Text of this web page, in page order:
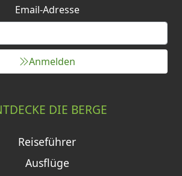
Email-Adresse
Anmelden
DIE BERGE
Reiseführer
Ausflüge